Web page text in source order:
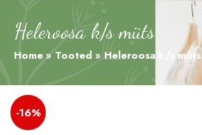
Heleroosa k/s müts
Home Tooted Heleroosa k/s müts
-16%